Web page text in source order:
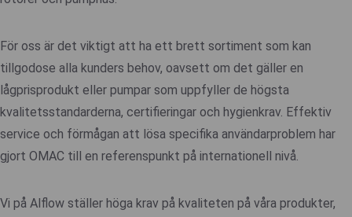
För oss är det viktigt att ha ett brett sortiment som kan
tillgodose alla kunders behov, oavsett om det gäller en
lågprisprodukt eller pumpar som uppfyller de högsta
kvalitetsstandarderna, certifieringar och hygienkrav. Effektiv
service och förmågan att lösa specifika användarproblem har
gjort OMAC till en referenspunkt på internationell nivå.
Vi på Alflow ställer höga krav på kvaliteten på våra produkter,